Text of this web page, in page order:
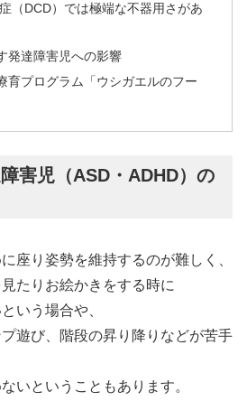
（DCD）では極端な不器用さがあ
発達障害児への影響
育プログラム「ウシガエルのフー
害児（ASD・ADHD）の
座り姿勢を維持するのが難しく、
たりお絵かきをする時に
いう場合や、
遊び、階段の昇り降りなどが苦手
いということもあります。